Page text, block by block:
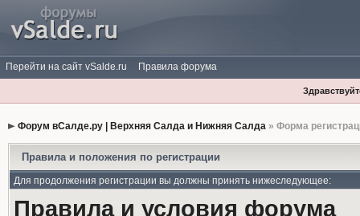
Перейти на сайт vSalde.ru Правила форума
Форум вСалде.ру | Верхняя Салда и Нижняя Салда» Форма
Правила и положения по регистрации
Для продолжения регистрации вы должны принять нижеследующее:
Правила и условия форума